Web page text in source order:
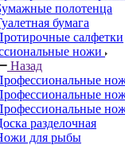
полотенца
бумага
салфетки
ножи
Назад
разделочная
для рыбы